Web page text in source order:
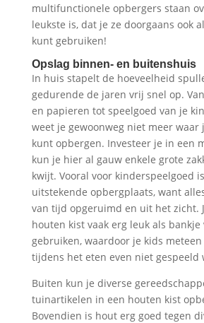
multifunctionele opbergers staan
leukste is, dat je ze doorgaans ook
kunt gebruiken!
Opslag binnen- en buitenshuis
In huis stapelt de hoeveelheid
gedurende de jaren vrij snel op.
en papieren tot speelgoed van je
weet je gewoonweg niet meer waar
kunt opbergen. Investeer je in een
kun je hier al gauw enkele grote
kwijt. Vooral voor kinderspeelgoed
uitstekende opbergplaats, want
van tijd opgeruimd en uit het zicht.
houten kist vaak erg leuk als
gebruiken, waardoor je kids
tijdens het eten even niet gespeeld
Buiten kun je diverse
tuinartikelen in een houten kist
Bovendien is hout erg goed tegen